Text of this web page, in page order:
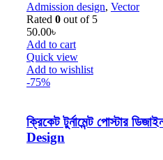
Admission design, Vector
Rated 0 out of 5
50.00৳
Add to cart
Quick view
Add to wishlist
-75%
ক্রিকেট টুর্নামেন্ট পোস্টার
Design